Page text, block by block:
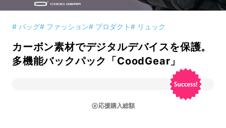
# バッグ# ファッション# プロダクト# リュック
カーボン素材でデジタルデバイスを保護。
多機能バックパック「CoodGear」
応援購入総額